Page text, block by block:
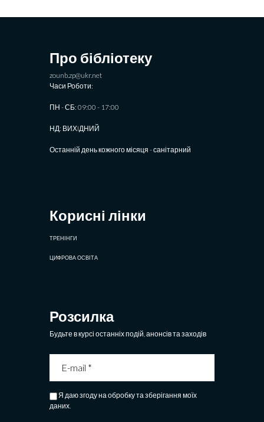
Про бібліотеку
zounb.zp@ukr.net
Часи Роботи:
ПН - СБ: 09:00 - 17:00
НД: ВИХIДНИЙ
Останній день кожного місяця - санітарний
Корисні лінки
ТРЕНІНГИ
ЦИФРОВА ОСВІТА
Розсилка
Будьте в курсі останніх подій, анонсів та заходів
Я даю згоду на обробку та зберігання моїх
даних.